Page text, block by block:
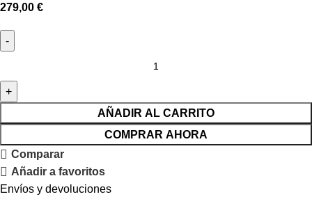
279,00 €
AÑADIR AL CARRITO
COMPRAR AHORA
Comparar
Añadir a favoritos
Envíos y devoluciones